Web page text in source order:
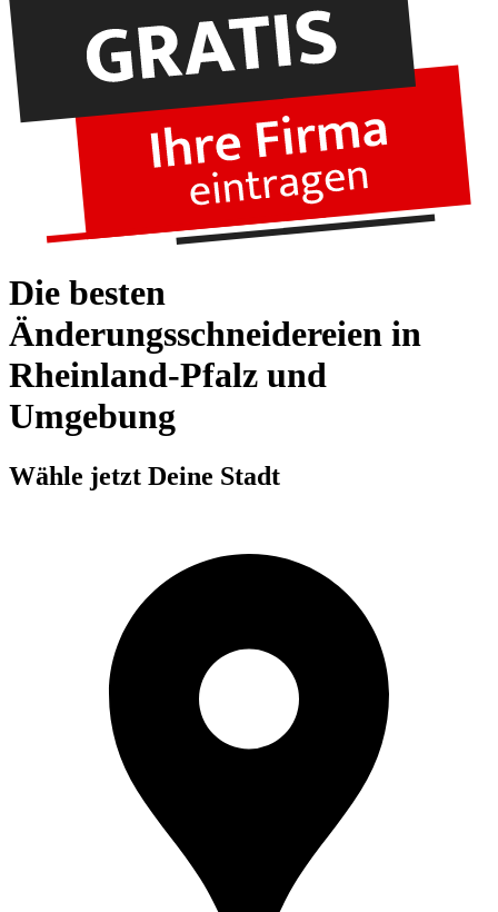
Die besten
Änderungsschneidereien in
Rheinland-Pfalz und
Umgebung
Wähle jetzt Deine Stadt